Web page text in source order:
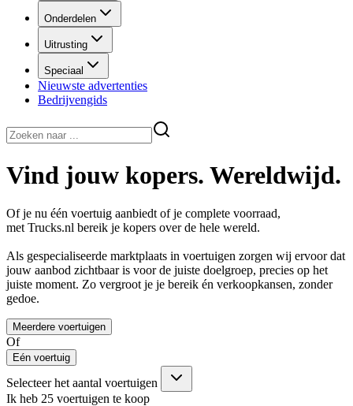
Onderdelen
Uitrusting
Speciaal
Nieuwste advertenties
Bedrijvengids
Vind jouw kopers. Wereldwijd.
Of je nu één voertuig aanbiedt of je complete voorraad,
met Trucks.nl bereik je kopers over de hele wereld.
Als gespecialiseerde marktplaats in voertuigen zorgen wij ervoor dat
jouw aanbod zichtbaar is voor de juiste doelgroep, precies op het
juiste moment. Zo vergroot je je bereik én verkoopkansen, zonder
gedoe.
Meerdere voertuigen
Of
Eén voertuig
Selecteer het aantal voertuigen
Ik heb 25 voertuigen te koop